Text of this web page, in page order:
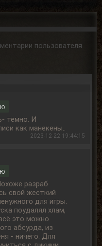
пользователя
темно. И
как манекены..
2023-12-22 19:44:15
разраб
свой жёсткий
для игры.
поудалял хлам,
это можно
абсурда, из
- ничего. Для